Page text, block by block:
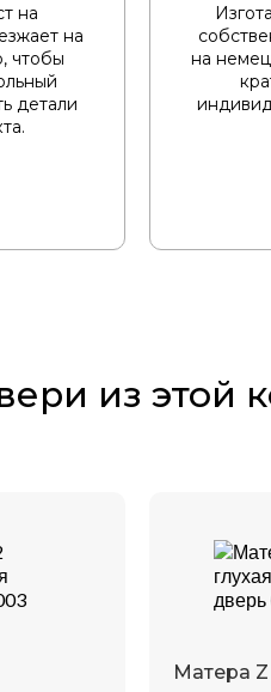
на
на
чтобы
детали
на
из этой
Матера Z